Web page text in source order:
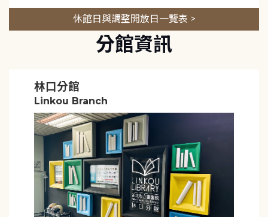
休館日與調整開放日一覽表 >
分館資訊
林口分館
Linkou Branch